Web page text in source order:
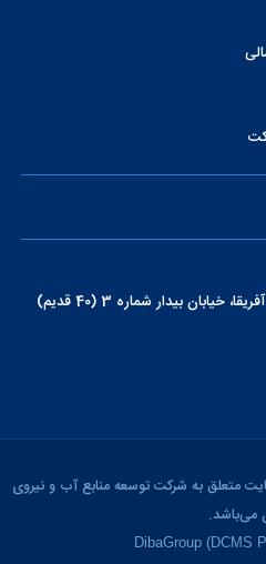
بیدار شماره 3 (40 قدیم)
متعلق به شرکت توسعه منابع آب و نیروی
می‌باشد.
DibaGroup (DCMS